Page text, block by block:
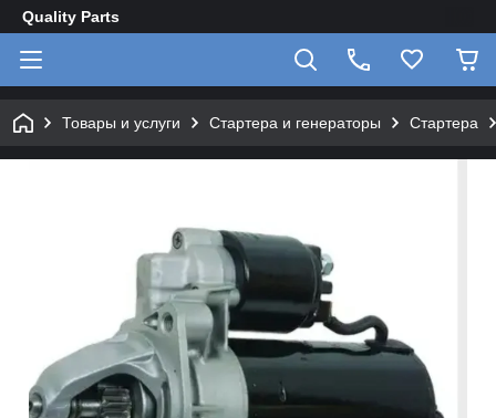
Quality Parts
Товары и услуги Стартера и генераторы Стартера